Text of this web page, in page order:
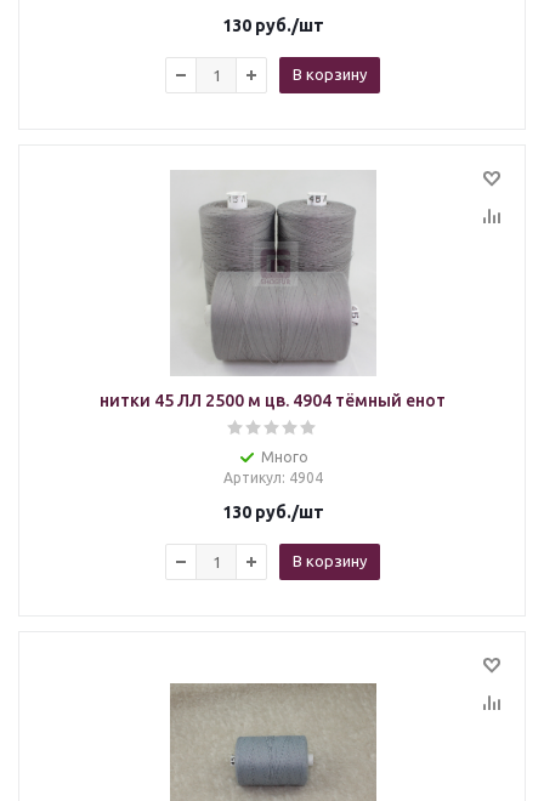
130руб./шт
В корзину
нитки 45 ЛЛ 2500 м цв. 4904 тёмный енот
Много
Артикул: 4904
130руб./шт
В корзину